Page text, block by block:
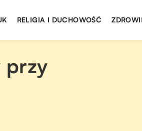
RELIGIA I DUCHOWOŚĆ
przy